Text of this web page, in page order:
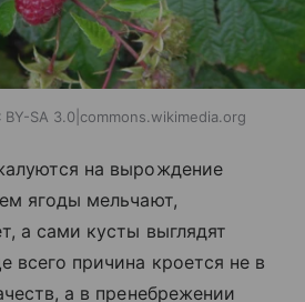
BY-SA 3.0|commons.wikimedia.org
на вырождение
ягоды мельчают,
а сами кусты выглядят
всего причина кроется не в
а в пренебрежении